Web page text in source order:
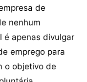
de
nenhum
é apenas divulgar
emprego para
o objetivo de